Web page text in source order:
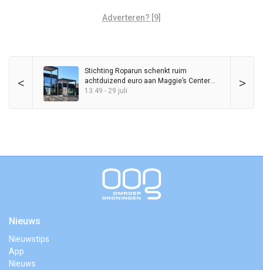
Adverteren? [9]
< >
Stichting Roparun schenkt ruim
achtduizend euro aan Maggie’s Center
Groningen
13:49 - 29 juli
Nieuws
Nieuwstips
App
Nieuws